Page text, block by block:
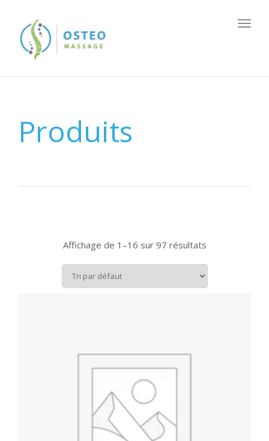
Produits
Affichage de 1–16 sur 97 résultats